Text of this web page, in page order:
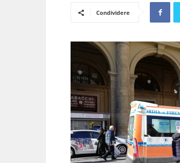
Condividere